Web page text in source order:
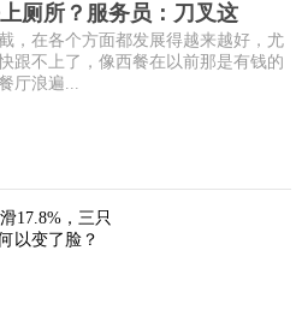
厕所？服务员：刀叉这
，在各个方面都发展得越来越好，尤
跟不上了，像西餐在以前那是有钱的
厅浪遍...